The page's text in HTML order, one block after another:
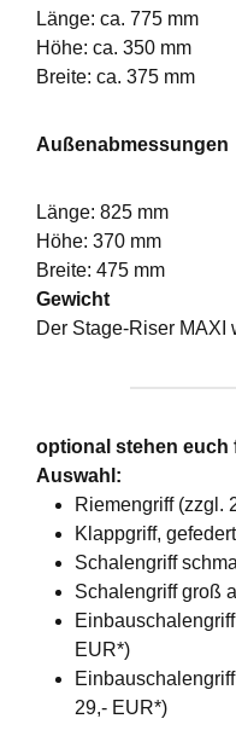
Länge: ca. 775 mm
Höhe: ca. 350 mm
Breite: ca. 375 mm
Außenabmessungen
Länge: 825 mm
Höhe: 370 mm
Breite: 475 mm
Gewicht
Der Stage-Riser MAXI
optional stehen euch
Auswahl:
Riemengriff (zzgl.
Klappgriff,
Schalengriff
Schalengriff groß
EUR*)
29,- EUR*)